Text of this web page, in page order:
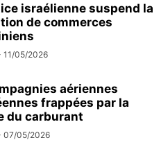
israélienne suspend la
de commerces
11/05/2026
aériennes
frappées par la
du carburant
07/05/2026